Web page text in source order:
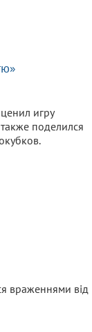
игру
поделился
враженнями від